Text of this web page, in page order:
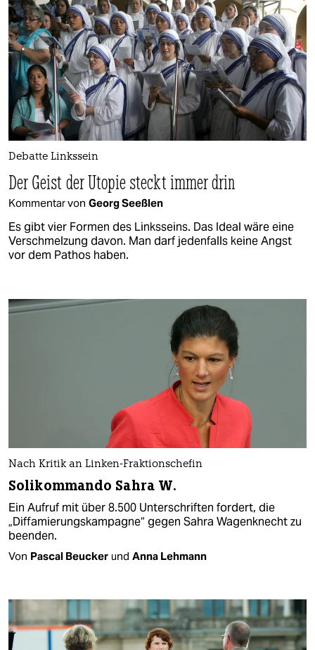
Debatte Linkssein
Der Geist der Utopie steckt immer drin
Kommentar von Georg Seeßlen
Es gibt vier Formen des Linksseins. Das Ideal wäre eine
Verschmelzung davon. Man darf jedenfalls keine Angst
vor dem Pathos haben.
Nach Kritik an Linken-Fraktionschefin
Solikommando Sahra W.
Ein Aufruf mit über 8.500 Unterschriften fordert, die
„Diffamierungskampagne“ gegen Sahra Wagenknecht zu
beenden.
Von Pascal Beucker und Anna Lehmann